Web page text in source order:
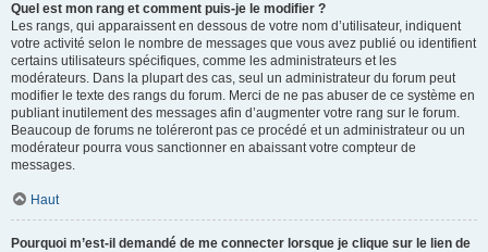
Quel est mon rang et comment puis-je le modifier ?
Les rangs, qui apparaissent en dessous de votre nom d’utilisateur, indiquent
votre activité selon le nombre de messages que vous avez publié ou identifient
certains utilisateurs spécifiques, comme les administrateurs et les
modérateurs. Dans la plupart des cas, seul un administrateur du forum peut
modifier le texte des rangs du forum. Merci de ne pas abuser de ce système en
publiant inutilement des messages afin d’augmenter votre rang sur le forum.
Beaucoup de forums ne toléreront pas ce procédé et un administrateur ou un
modérateur pourra vous sanctionner en abaissant votre compteur de
messages.
Haut
Pourquoi m’est-il demandé de me connecter lorsque je clique sur le lien de